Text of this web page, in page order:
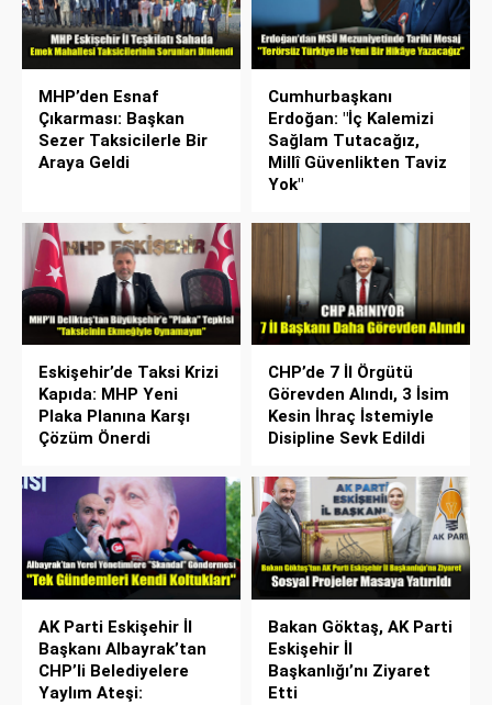
MHP’den Esnaf
Çıkarması: Başkan
Sezer Taksicilerle Bir
Araya Geldi
Cumhurbaşkanı
Erdoğan: "İç Kalemizi
Sağlam Tutacağız,
Millî Güvenlikten Taviz
Yok"
Eskişehir’de Taksi Krizi
Kapıda: MHP Yeni
Plaka Planına Karşı
Çözüm Önerdi
CHP’de 7 İl Örgütü
Görevden Alındı, 3 İsim
Kesin İhraç İstemiyle
Disipline Sevk Edildi
AK Parti Eskişehir İl
Başkanı Albayrak’tan
CHP’li Belediyelere
Yaylım Ateşi:
Bakan Göktaş, AK Parti
Eskişehir İl
Başkanlığı’nı Ziyaret
Etti